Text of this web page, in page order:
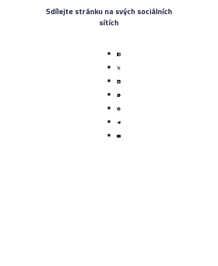
Sdílejte stránku na svých sociálních
sítích